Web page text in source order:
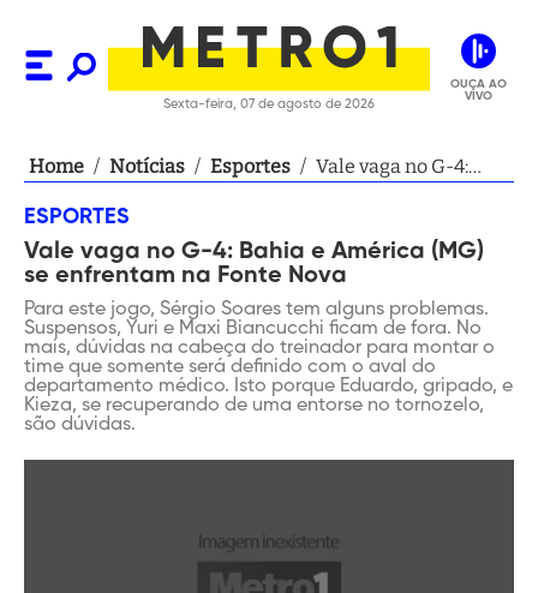
Sexta-feira, 07 de agosto de 2026
OUÇA AO
VIVO
Home / Notícias / Esportes / Vale vaga no G-4:
Fonte Nova
ESPORTES
Vale vaga no G-4: Bahia e América (MG)
se enfrentam na Fonte Nova
Para este jogo, Sérgio Soares tem alguns problemas.
Suspensos, Yuri e Maxi Biancucchi ficam de fora. No
mais, dúvidas na cabeça do treinador para montar o
time que somente será definido com o aval do
departamento médico. Isto porque Eduardo, gripado, e
Kieza, se recuperando de uma entorse no tornozelo,
são dúvidas.